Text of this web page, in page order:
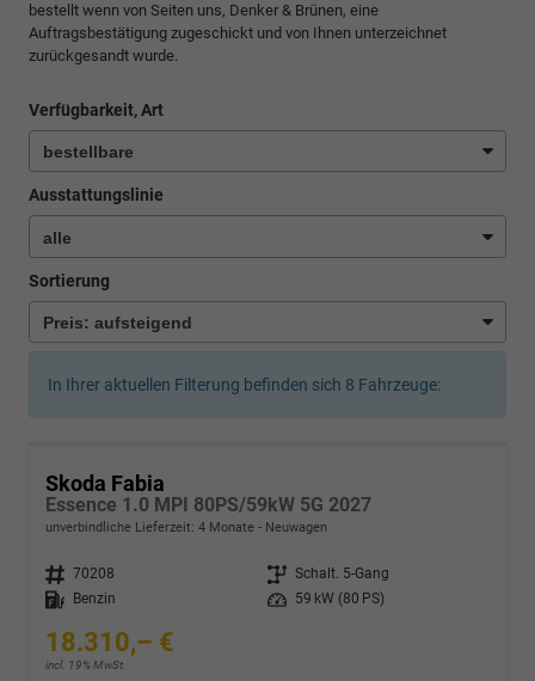
bestellt wenn von Seiten uns, Denker & Brünen, eine
Auftragsbestätigung zugeschickt und von Ihnen unterzeichnet
zurückgesandt wurde.
Verfügbarkeit, Art
Ausstattungslinie
Sortierung
In Ihrer aktuellen Filterung befinden sich 8 Fahrzeuge:
Skoda Fabia
Essence 1.0 MPI 80PS/59kW 5G 2027
unverbindliche Lieferzeit: 4 Monate Neuwagen
Fahrzeugnr. 70208 Getriebe Schalt. 5-Gang
Kraftstoff
Benzin Leistung 59 kW (80 PS)
18.310,– €
incl. 19% MwSt.